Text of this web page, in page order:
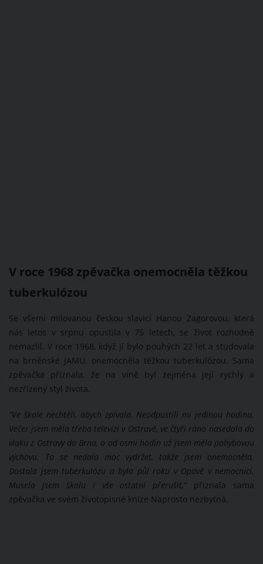
V roce 1968 zpěvačka onemocněla těžkou
tuberkulózou
Se všemi milovanou českou slavicí Hanou Zagorovou, která
nás letos v srpnu opustila v 75 letech, se život rozhodně
nemazlil. V roce 1968, když jí bylo pouhých 22 let a studovala
na brněnské JAMU, onemocněla těžkou tuberkulózou. Sama
zpěvačka přiznala, že na vině byl zejména její rychlý a
nezřízený styl života.
“Ve škole nechtěli, abych zpívala. Neodpustili mi jedinou hodinu.
Večer jsem měla třeba televizi v Ostravě, ve čtyři ráno nasedala do
vlaku z Ostravy do Brna, a od osmi hodin už jsem měla pohybovou
výchovu. To se nedalo moc vydržet, takže jsem onemocněla.
Dostala jsem tuberkulózu a byla půl roku v Opavě v nemocnici.
Musela jsem školu i vše ostatní přerušit,”přiznala sama
zpěvačka ve svém životopisné knize Naprosto nezbytná.